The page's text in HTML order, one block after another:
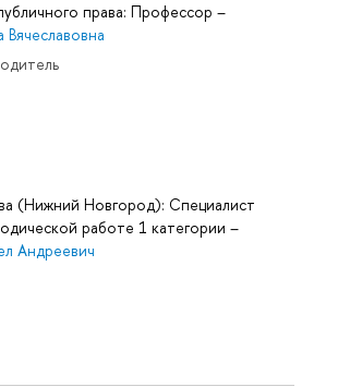
права: Профессор –
(Нижний Новгород): Специалист
работе 1 категории –
Андреевич